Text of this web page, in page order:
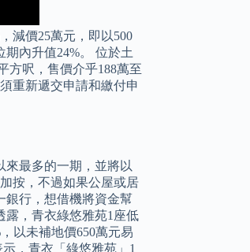
減價25萬元，即以500
期內升值24%。 位於土
方呎，售價介乎188萬至
重新遞交申請和繳付申
來最多的一期，並將以
按，不過如果公屋或居
銀行，想借機將資金幫
露，青衣綠悠雅苑1座低
以未補地價650萬元易
，青衣「綠悠雅苑」1